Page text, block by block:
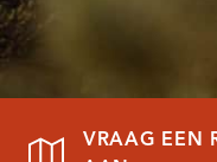
VRAAG EEN